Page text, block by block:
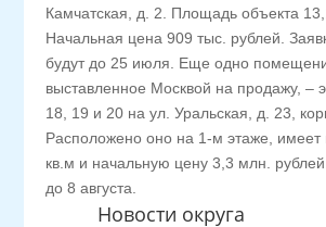
Новости округа
Камчатская, д. 2. Площадь объекта
Начальная цена 909 тыс. рублей.
будут до 25 июля. Еще одно
выставленное Москвой на продажу, –
18, 19 и 20 на ул. Уральская, д. 23,
Расположено оно на 1-м этаже,
кв.м и начальную цену 3,3 млн.
до 8 августа.